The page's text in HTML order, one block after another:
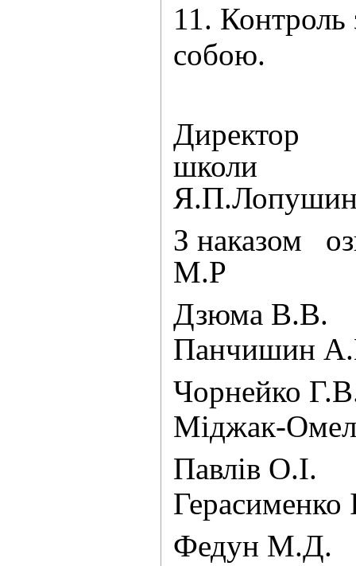
11. Контроль
собою.
Директор
З
Дзюма В.В.
Панчишин
Чорнейко
Міджак-
Павлів
Федун